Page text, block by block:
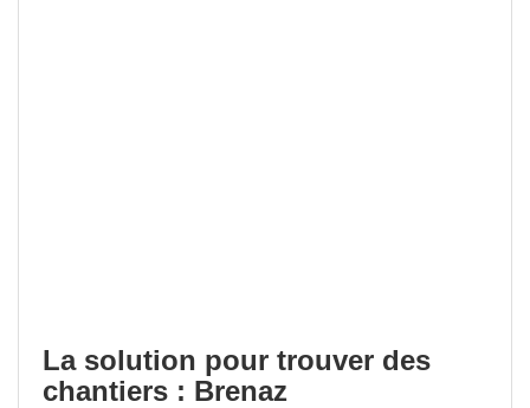
La solution pour trouver des
chantiers : Brenaz